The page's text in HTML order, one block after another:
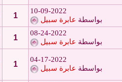
10-09-2022
بواسطة عابرة سبيل 1
08-24-2022
بواسطة عابرة سبيل 1
04-17-2022
بواسطة عابرة سبيل 1